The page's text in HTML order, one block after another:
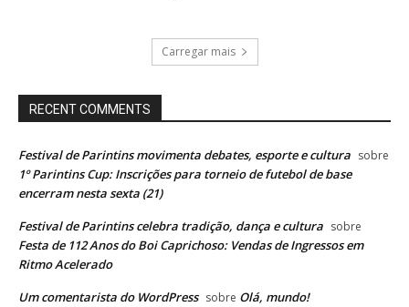
Carregar mais
RECENT COMMENTS
Festival de Parintins movimenta debates, esporte e cultura sobre
1º Parintins Cup: Inscrições para torneio de futebol de base
encerram nesta sexta (21)
Festival de Parintins celebra tradição, dança e cultura sobre
Festa de 112 Anos do Boi Caprichoso: Vendas de Ingressos em
Ritmo Acelerado
Um comentarista do WordPress sobre Olá, mundo!